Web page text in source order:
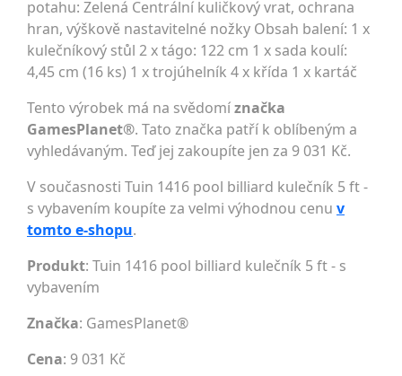
potahu: Zelená Centrální kuličkový vrat, ochrana
hran, výškově nastavitelné nožky Obsah balení: 1 x
kulečníkový stůl 2 x tágo: 122 cm 1 x sada koulí:
4,45 cm (16 ks) 1 x trojúhelník 4 x křída 1 x kartáč
Tento výrobek má na svědomíznačka
GamesPlanet®. Tato značka patří k oblíbeným a
vyhledávaným. Teď jej zakoupíte jen za 9 031 Kč.
V současnosti Tuin 1416 pool billiard kulečník 5 ft -
s vybavením koupíte za velmi výhodnou cenu v
tomto e-shopu.
Produkt: Tuin 1416 pool billiard kulečník 5 ft - s
vybavením
Značka: GamesPlanet®
Cena: 9 031 Kč